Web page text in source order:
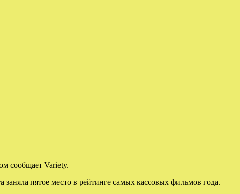
сообщает Variety.
пятое место в рейтинге самых кассовых фильмов года.